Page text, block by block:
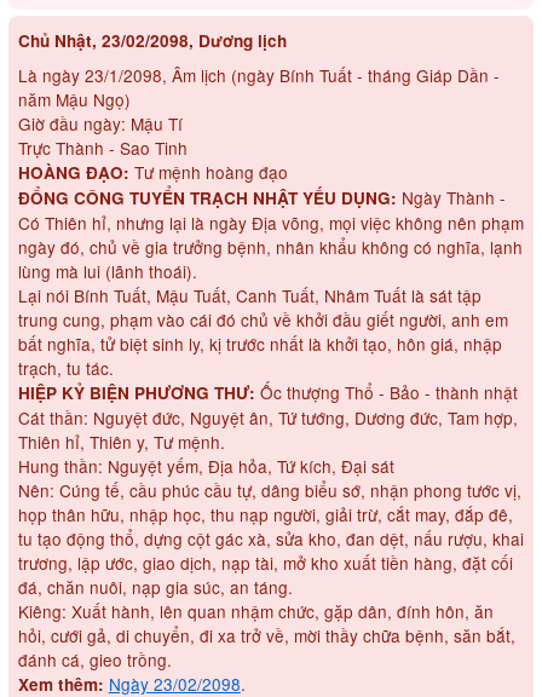
Chủ Nhật, 23/02/2098, Dương lịch
Là ngày 23/1/2098, Âm lịch (ngày Bính Tuất - tháng Giáp Dần -
năm Mậu Ngọ)
Giờ đầu ngày: Mậu Tí
Trực Thành - Sao Tinh
HOÀNG ĐẠO: Tư mệnh hoàng đạo
ĐỔNG CÔNG TUYỂN TRẠCH NHẬT YẾU DỤNG: Ngày Thành -
Có Thiên hỉ, nhưng lại là ngày Địa võng, mọi việc không nên phạm
ngày đó, chủ về gia trưởng bệnh, nhân khẩu không có nghĩa, lạnh
lùng mà lui (lãnh thoái).
Lại nói Bính Tuất, Mậu Tuất, Canh Tuất, Nhâm Tuất là sát tập
trung cung, phạm vào cái đó chủ về khởi đầu giết người, anh em
bất nghĩa, tử biệt sinh ly, kị trước nhất là khởi tạo, hôn giá, nhập
trạch, tu tác.
HIỆP KỶ BIỆN PHƯƠNG THƯ: Ốc thượng Thổ - Bảo - thành nhật
Cát thần: Nguyệt đức, Nguyệt ân, Tứ tướng, Dương đức, Tam hợp,
Thiên hỉ, Thiên y, Tư mệnh.
Hung thần: Nguyệt yếm, Địa hỏa, Tứ kích, Đại sát
Nên: Cúng tế, cầu phúc cầu tự, dâng biểu sớ, nhận phong tước vị,
họp thân hữu, nhập học, thu nạp người, giải trừ, cắt may, đắp đê,
tu tạo động thổ, dựng cột gác xà, sửa kho, đan dệt, nấu rượu, khai
trương, lập ước, giao dịch, nạp tài, mở kho xuất tiền hàng, đặt cối
đá, chăn nuôi, nạp gia súc, an táng.
Kiêng: Xuất hành, lên quan nhậm chức, gặp dân, đính hôn, ăn
hỏi, cưới gả, di chuyển, đi xa trở về, mời thầy chữa bệnh, săn bắt,
đánh cá, gieo trồng.
Xem thêm: Ngày 23/02/2098.